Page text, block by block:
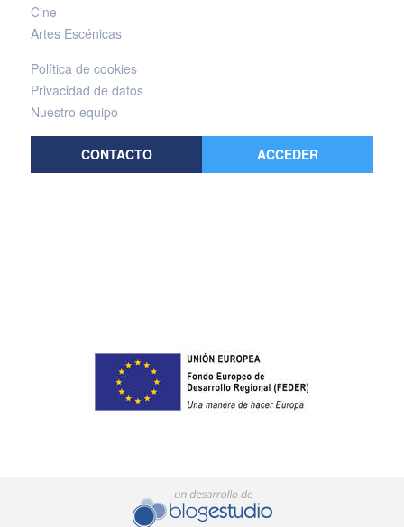
Cine
Artes Escénicas
Política de cookies
Privacidad de datos
Nuestro equipo
CONTACTO ACCEDER